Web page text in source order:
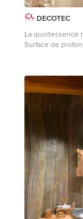
DECOTEC
La quintessence
Surface de
débord. JAPANDI epitomises the material-mix between
solid wood and
available in solid
the 15-cm-deep
with a slightly